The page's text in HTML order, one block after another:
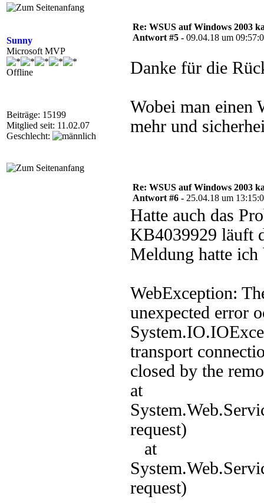
Sunny
Microsoft MVP
Offline
Beiträge: 15199
Mitglied seit: 11.02.07
Geschlecht:
Re: WSUS auf Windows 2003
Antwort #5 - 09.04.18 um
Danke für die
Wobei man einen
mehr und
Re: WSUS auf Windows 2003
Antwort #6 - 25.04.18 um
Hatte auch das
KB4039929 läuft
Meldung hatte ich
WebException:
unexpected error
transport
closed by the
at
request)
at
request)